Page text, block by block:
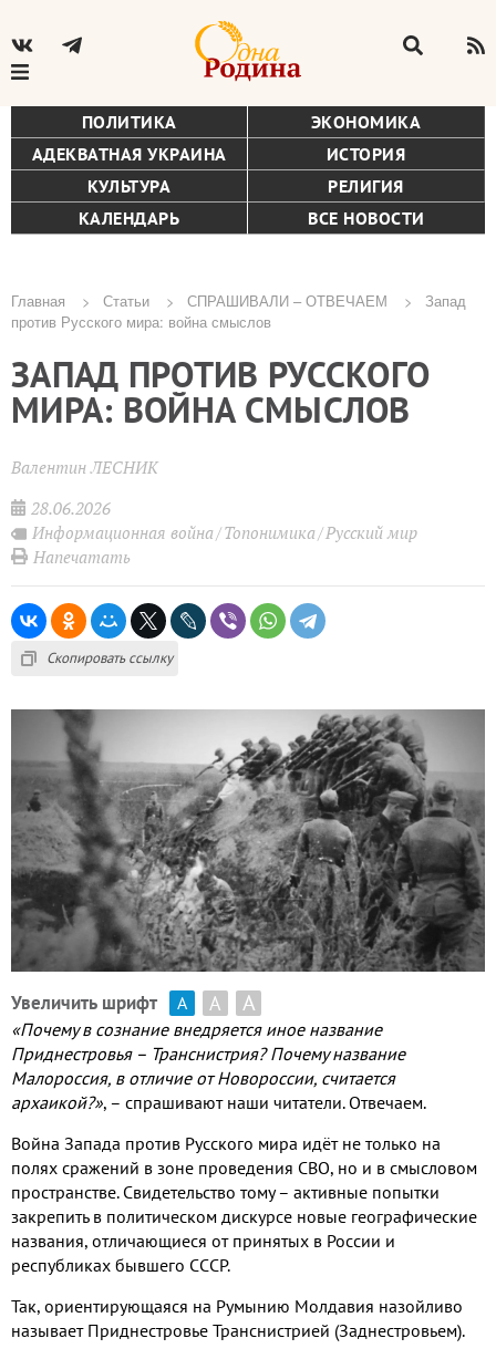
ПОЛИТИКА
ЭКОНОМИКА
АДЕКВАТНАЯ УКРАИНА
ИСТОРИЯ
КУЛЬТУРА
РЕЛИГИЯ
КАЛЕНДАРЬ
ВСЕ НОВОСТИ
Строка
навигации
Главная Статьи СПРАШИВАЛИ – ОТВЕЧАЕМ
Запад
против Русского мира: война смыслов
ЗАПАД ПРОТИВ РУССКОГО
МИРА: ВОЙНА СМЫСЛОВ
Валентин ЛЕСНИК
28.06.2026
Информационная война Топонимика Русский мир
Напечатать
Скопировать ссылку
Увеличить шрифт А А А
«Почему в сознание внедряется иное название
Приднестровья – Транснистрия?Почему название
Малороссия, в отличие от Новороссии, считается
архаикой?», – спрашивают наши читатели.Отвечаем.
Война Запада против Русского мира идёт не только на
полях сражений в зоне проведения СВО, но и в смысловом
пространстве. Свидетельство тому – активные попытки
закрепить в политическом дискурсе новые географические
названия, отличающиеся от принятых в России и
республиках бывшего СССР.
Так, ориентирующаяся на Румынию Молдавия назойливо
называет Приднестровье Транснистрией (Заднестровьем).